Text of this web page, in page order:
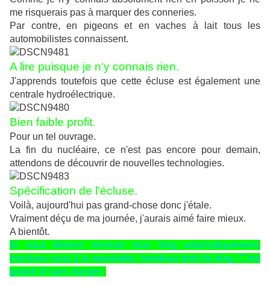
me risquerais pas à marquer des conneries.
Par contre, en pigeons et en vaches à lait tous les
automobilistes connaissent.
A lire puisque je n'y connais rien.
J'apprends toutefois que cette écluse est également une
centrale hydroélectrique.
Bien faible profit.
Pour un tel ouvrage.
La fin du nucléaire, ce n'est pas encore pour demain,
attendons de découvrir de nouvelles technologies.
Spécification de l'écluse.
Voilà, aujourd'hui pas grand-chose donc j'étale.
Vraiment déçu de ma journée, j'aurais aimé faire mieux.
A bientôt.
Si vous désirez recevoir mon blog automatiquement,
inscrivez-vous à la newsletter, bandeau droit du blog. C'est
gratuit et sans danger.